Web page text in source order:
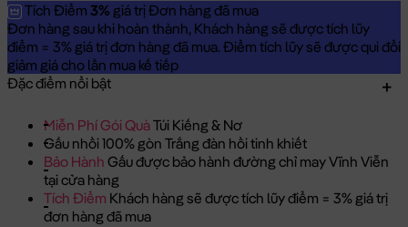
Tích Điểm 3% giá trị Đơn hàng đã mua
Đơn hàng sau khi hoàn thành, Khách hàng sẽ được tích lũy
điểm = 3% giá trị đơn hàng đã mua. Điểm tích lũy sẽ được qui đổi
giảm giá cho lần mua kế tiếp
Đặc điểm nổi bật
Miễn Phí Gói QuàTúi Kiếng & Nơ
Gấu nhồi 100% gòn Trắng đàn hồi tinh khiết
Bảo Hành Gấu được bảo hành đường chỉ may Vĩnh Viễn
tại cửa hàng
Tích Điểm Khách hàng sẽ được tích lũy điểm = 3% giá trị
đơn hàng đã mua